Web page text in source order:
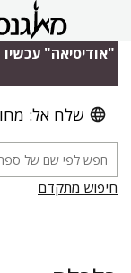
"אודיסיאה"
שלח אל:
חיפוש מתקדם